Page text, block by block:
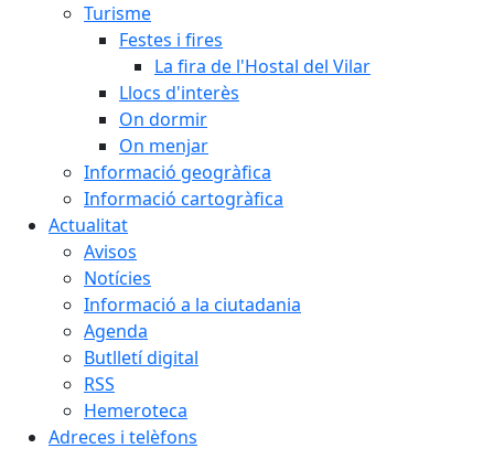
Turisme
Festes i fires
La fira de l'Hostal del Vilar
Llocs d'interès
On dormir
On menjar
Informació geogràfica
Informació cartogràfica
Actualitat
Avisos
Notícies
Informació a la ciutadania
Agenda
Butlletí digital
RSS
Hemeroteca
Adreces i telèfons